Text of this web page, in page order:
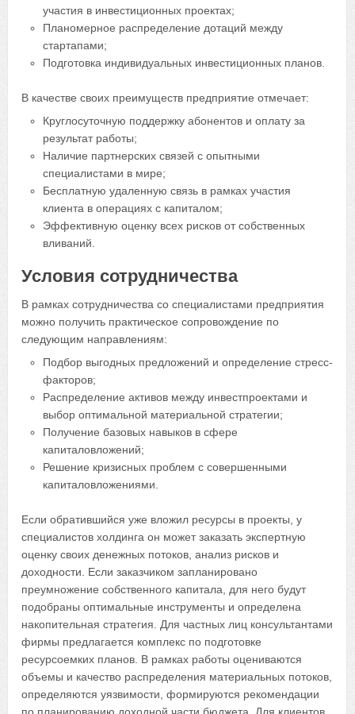
участия в инвестиционных проектах;
Планомерное распределение дотаций между
стартапами;
Подготовка индивидуальных инвестиционных планов.
В качестве своих преимуществ предприятие отмечает:
Круглосуточную поддержку абонентов и оплату за
результат работы;
Наличие партнерских связей с опытными
специалистами в мире;
Бесплатную удаленную связь в рамках участия
клиента в операциях с капиталом;
Эффективную оценку всех рисков от собственных
вливаний.
Условия сотрудничества
В рамках сотрудничества со специалистами предприятия
можно получить практическое сопровождение по
следующим направлениям:
Подбор выгодных предложений и определение стресс-
факторов;
Распределение активов между инвестпроектами и
выбор оптимальной материальной стратегии;
Получение базовых навыков в сфере
капиталовложений;
Решение кризисных проблем с совершенными
капиталовложениями.
Если обратившийся уже вложил ресурсы в проекты, у
специалистов холдинга он может заказать экспертную
оценку своих денежных потоков, анализ рисков и
доходности. Если заказчиком запланировано
преумножение собственного капитала, для него будут
подобраны оптимальные инструменты и определена
накопительная стратегия. Для частных лиц консультантами
фирмы предлагается комплекс по подготовке
ресурсоемких планов. В рамках работы оцениваются
объемы и качество распределения материальных потоков,
определяются уязвимости, формируются рекомендации